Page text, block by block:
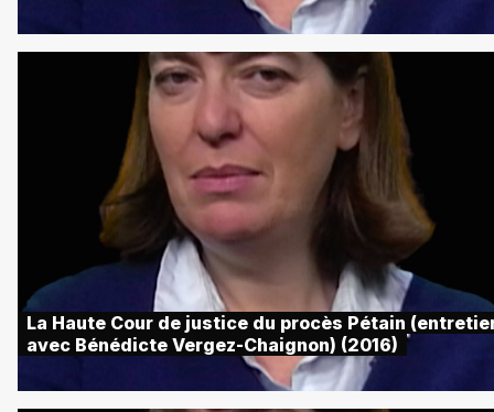
La Haute Cour de justice du procès Pétain
avec Bénédicte Vergez-Chaignon) (2016)